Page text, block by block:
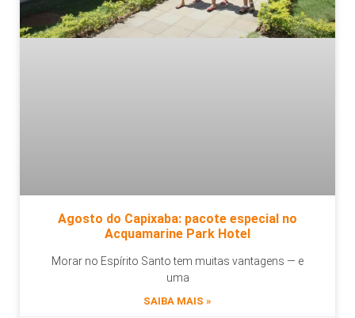
Agosto do Capixaba: pacote especial no
Acquamarine Park Hotel
Morar no Espírito Santo tem muitas vantagens — e
uma
SAIBA MAIS »